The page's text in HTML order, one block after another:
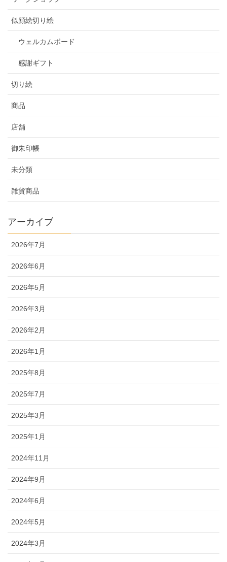
似顔絵切り絵
ウェルカムボード
感謝ギフト
切り絵
商品
店舗
御朱印帳
未分類
雑貨商品
アーカイブ
2026年7月
2026年6月
2026年5月
2026年3月
2026年2月
2026年1月
2025年8月
2025年7月
2025年3月
2025年1月
2024年11月
2024年9月
2024年6月
2024年5月
2024年3月